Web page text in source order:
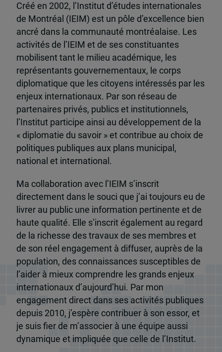
Créé en 2002, l’Institut d’études internationales
de Montréal (IEIM) est un pôle d’excellence bien
ancré dans la communauté montréalaise. Les
activités de l’IEIM et de ses constituantes
mobilisent tant le milieu académique, les
représentants gouvernementaux, le corps
diplomatique que les citoyens intéressés par les
enjeux internationaux. Par son réseau de
partenaires privés, publics et institutionnels,
l’Institut participe ainsi au développement de la
« diplomatie du savoir » et contribue au choix de
politiques publiques aux plans municipal,
national et international.
Ma collaboration avec l’IEIM s’inscrit
directement dans le souci que j’ai toujours eu de
livrer au public une information pertinente et de
haute qualité. Elle s’inscrit également au regard
de la richesse des travaux de ses membres et
de son réel engagement à diffuser, auprès de la
population, des connaissances susceptibles de
l’aider à mieux comprendre les grands enjeux
internationaux d’aujourd’hui. Par mon
engagement direct dans ses activités publiques
depuis 2010, j’espère contribuer à son essor, et
je suis fier de m’associer à une équipe aussi
dynamique et impliquée que celle de l’Institut.